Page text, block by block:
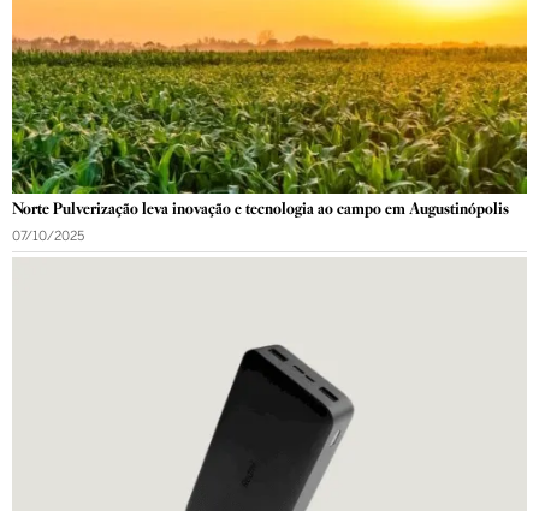
Norte Pulverização leva inovação e tecnologia ao campo em Augustinópolis
07/10/2025